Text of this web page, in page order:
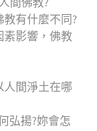
間佛教?
有什麼不同?
素影響，佛教
人間淨土在哪
弘揚?妳會怎